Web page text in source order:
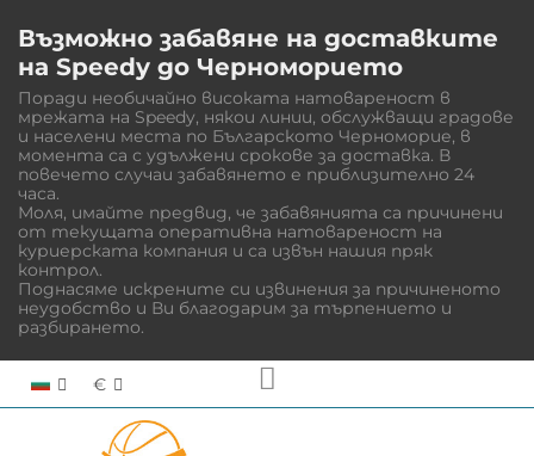
Възможно забавяне на доставките
на Speedy до Черноморието
Поради необичайно високата натовареност в
мрежата на Speedy, някои линии, обслужващи градове
и населени места по Българското Черноморие, в
момента са с удължени срокове за доставка. В
повечето случаи забавянето е приблизително 24
часа.
Моля, имайте предвид, че забавянията са причинени
от текущата оперативна натовареност на
куриерската компания и са извън нашия пряк
контрол.
Поднасяме искрените си извинения за причиненото
неудобство и Ви благодарим за търпението и
разбирането.
€